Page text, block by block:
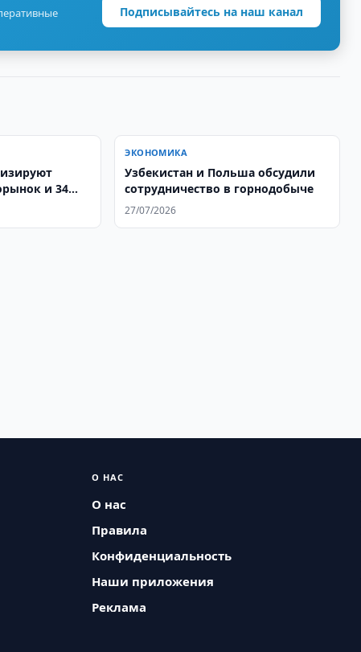
Подписывайтесь на наш канал
и 34
ЭКОНОМИКА
Узбекистан и Польша обсудили
сотрудничество в горнодобыче
27/07/2026
О НАС
О нас
Правила
Конфиденциальность
Наши приложения
Реклама